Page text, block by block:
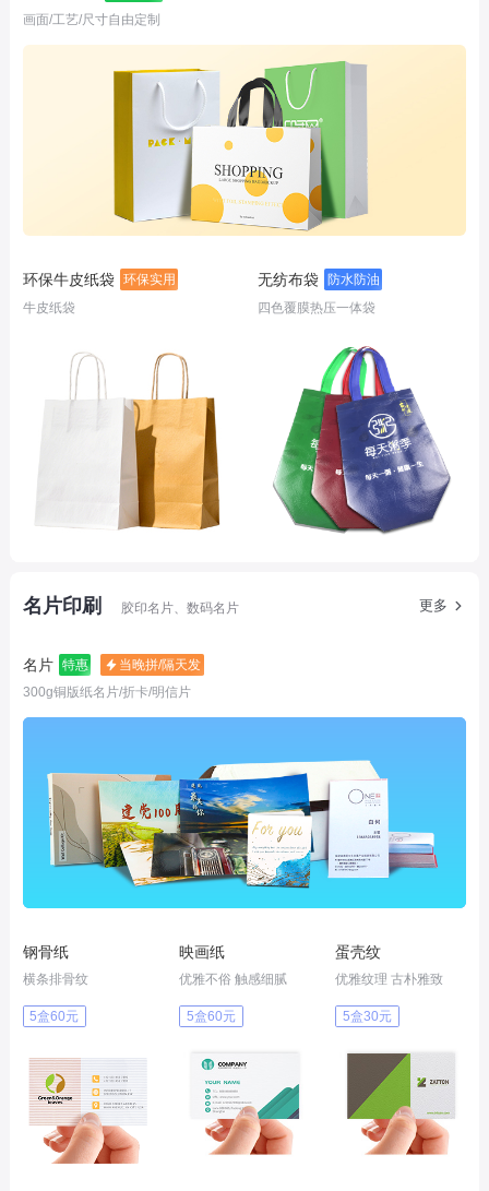
画面/工艺/尺寸自由定制
环保牛皮纸袋
环保实用
牛皮纸袋
无纺布袋
防水防油
四色覆膜热压一体袋
名片印刷 胶印名片、数码名片 更多
名片 特惠
当晚拼/隔天发
300g铜版纸名片/折卡/明信片
钢骨纸
横条排骨纹
5盒60元
映画纸
优雅不俗 触感细腻
5盒60元
蛋壳纹
优雅纹理 古朴雅致
5盒30元